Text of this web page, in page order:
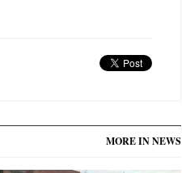
MORE IN NEWS